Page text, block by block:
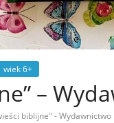
wiek 6+
–
biblijne" - Wydawnictwo